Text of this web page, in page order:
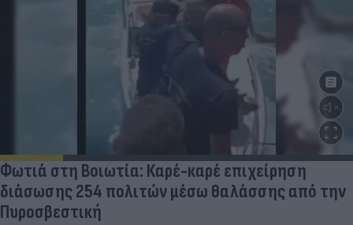
Φωτιά στη Βοιωτία: Καρέ-καρέ επιχείρηση
διάσωσης 254 πολιτών μέσω θαλάσσης από την
Πυροσβεστική